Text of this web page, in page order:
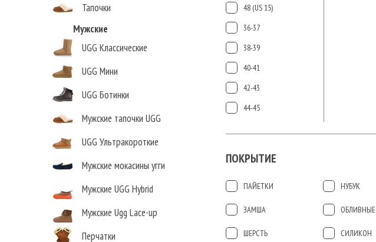
Тапочки
Мужские
UGG Классические
UGG Мини
UGG Ботинки
Мужские тапочки UGG
UGG Ультракороткие
Мужские мокасины угги
Мужские UGG Hybrid
Мужские Ugg Lace-up
Перчатки
48 (US 15)
36-37
38-39
40-41
42-43
44-45
ПОКРЫТИЕ
ПАЙЕТКИ НУБУК
ЗАМША ОБЛИВНЫЕ
ШЕРСТЬ СИЛИКОН